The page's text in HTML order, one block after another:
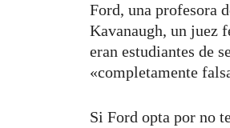
Ford, una profesora
Kavanaugh, un juez
eran estudiantes de
«completamente
Si Ford opta por no